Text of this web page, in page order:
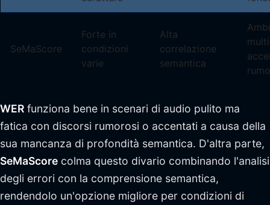
SeMaScore
Forte in
condizioni
varie
Alta
correlazione
semantica
WER funziona bene in scenari di audio pulito ma
fatica con discorsi rumorosi o accentati a causa della
sua mancanza di profondità semantica. D'altra parte,
SeMaScore colma questo divario combinando l'analisi
degli errori con la comprensione semantica,
rendendolo un'opzione migliore per condizioni di